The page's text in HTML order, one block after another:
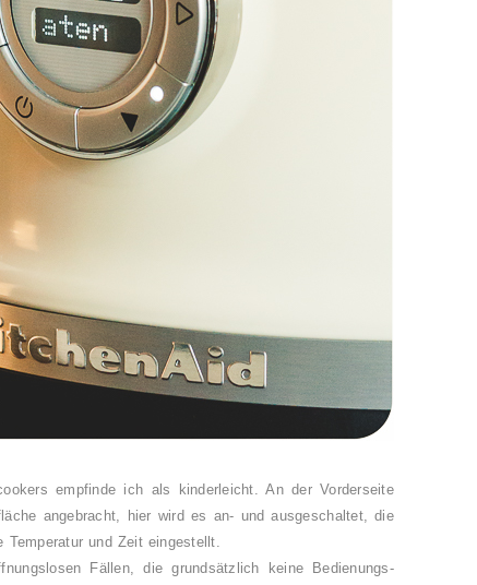
empfinde ich als kinderleicht. An der Vorderseite
angebracht, hier wird es an- und ausgeschaltet, die
Temperatur und Zeit eingestellt.
Fällen, die grundsätzlich keine Bedienungs-